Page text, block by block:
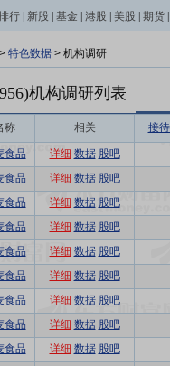
行 新股 基金 港股 美股 期货
> 特色数据 > 机构调研
机构调研列表
称 相关 接
食品 详细 数据 股吧
食品 详细 数据 股吧
食品 详细 数据 股吧
食品 详细 数据 股吧
食品 详细 数据 股吧
食品 详细 数据 股吧
食品 详细 数据 股吧
食品 详细 数据 股吧
食品 详细 数据 股吧